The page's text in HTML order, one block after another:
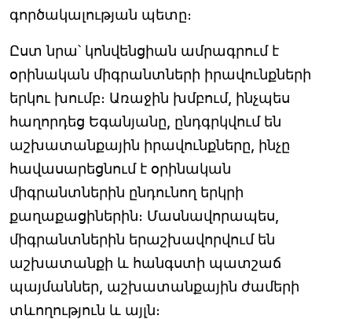
գործակալության պետը։
Ըստ նրա՝ կոնվենցիան ամրագրում է
օրինական միգրանտների իրավունքների
երկու խումբ։ Առաջին խմբում, ինչպես
հաղորդեց Եգանյանը, ընդգրկվում են
աշխատանքային իրավունքները, ինչը
հավասարեցնում է օրինական
միգրանտներին ընդունող երկրի
քաղաքացիներին։ Մասնավորապես,
միգրանտներին երաշխավորվում են
աշխատանքի և հանգստի պատշաճ
պայմաններ, աշխատանքային ժամերի
տևողություն և այլն։